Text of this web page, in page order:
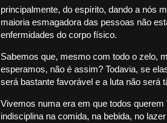
principalmente, do espírito, dando a nós
maioria esmagadora das pessoas não
enfermidades do corpo físico.
Sabemos que, mesmo com todo o zelo,
esperamos, não é assim? Todavia, se
será bastante favorável e a luta não será
Vivemos numa era em que todos
indisciplina na comida, na bebida, no